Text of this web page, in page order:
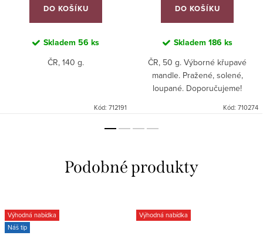
DO KOŠÍKU
Skladem 56 ks
ČR, 140 g.
Kód: 712191
DO KOŠÍKU
Skladem 186 ks
ČR, 50 g. Výborné křupavé
mandle. Pražené, solené,
loupané. Doporučujeme!
Kód: 710274
Výhodná nabídka
Náš tip
Výhodná nabídka